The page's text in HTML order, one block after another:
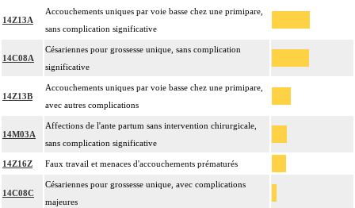
14Z13A
Accouchements uniques par voie basse chez une primipare,
sans complication significative
14C08A
Césariennes pour grossesse unique, sans complication
significative
14Z13B
Accouchements uniques par voie basse chez une primipare,
avec autres complications
14M03A
Affections de l'ante partum sans intervention chirurgicale,
sans complication significative
14Z16Z Faux travail et menaces d'accouchements prématurés
14C08C
Césariennes pour grossesse unique, avec complications
majeures